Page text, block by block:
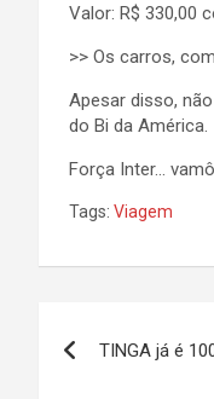
Valor: R$ 330,00
>> Os carros,
Apesar disso,
do Bi da América.
Força Inter…
Tags: Viagem
de
TINGA já é